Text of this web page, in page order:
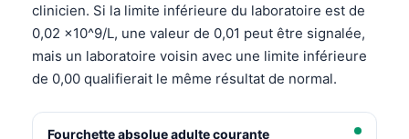
clinicien. Si la limite inférieure du laboratoire est de
0,02 x10^9/L, une valeur de 0,01 peut être signalée,
mais un laboratoire voisin avec une limite inférieure
de 0,00 qualifierait le même résultat de normal.
Fourchette absolue adulte courante